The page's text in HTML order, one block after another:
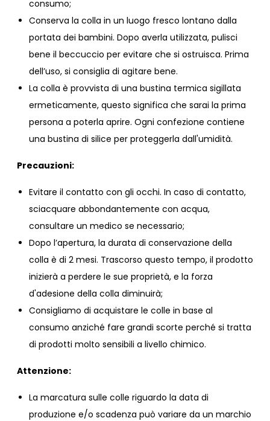
consumo;
Conserva la colla in un luogo fresco lontano dalla
portata dei bambini. Dopo averla utilizzata, pulisci
bene il beccuccio per evitare che si ostruisca. Prima
dell’uso, si consiglia di agitare bene.
La colla è provvista di una bustina termica sigillata
ermeticamente, questo significa che sarai la prima
persona a poterla aprire. Ogni confezione contiene
una bustina di silice per proteggerla dall'umidità.
Precauzioni:
Evitare il contatto con gli occhi. In caso di contatto,
sciacquare abbondantemente con acqua,
consultare un medico se necessario;
Dopo l’apertura, la durata di conservazione della
colla è di 2 mesi. Trascorso questo tempo, il prodotto
inizierà a perdere le sue proprietà, e la forza
d'adesione della colla diminuirà;
Consigliamo di acquistare le colle in base al
consumo anziché fare grandi scorte perché si tratta
di prodotti molto sensibili a livello chimico.
Attenzione:
La marcatura sulle colle riguardo la data di
produzione e/o scadenza può variare da un marchio